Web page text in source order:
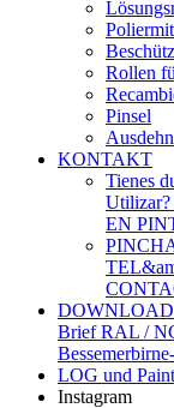
Rollen
Pinsel
KONTAKT
Tienes
EN
DOWNLOAD
Brief RAL /
LOG und
Instagram